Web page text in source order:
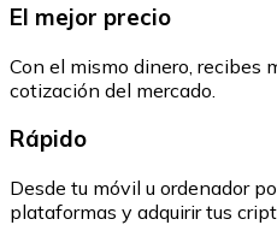
El mejor precio
Con el mismo dinero, recibes
cotización del mercado.
Rápido
Desde tu móvil u ordenador
plataformas y adquirir tus